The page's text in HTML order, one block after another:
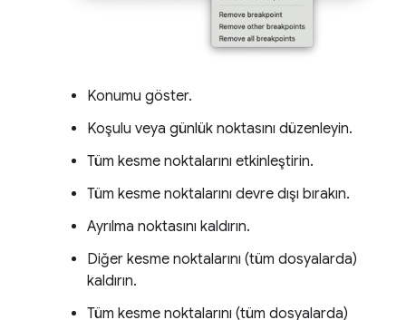
Konumu göster.
Koşulu veya günlük noktasını düzenleyin.
Tüm kesme noktalarını etkinleştirin.
Tüm kesme noktalarını devre dışı bırakın.
Ayrılma noktasını kaldırın.
Diğer kesme noktalarını (tüm dosyalarda)
kaldırın.
Tüm kesme noktalarını (tüm dosyalarda)